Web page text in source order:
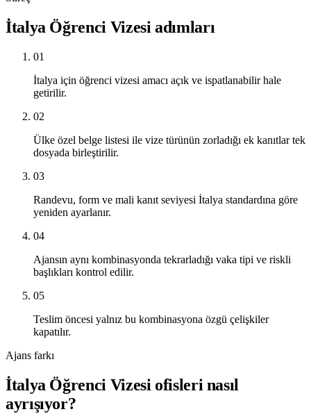
İtalya Öğrenci Vizesi adımları
01
İtalya için öğrenci vizesi amacı açık ve ispatlanabilir hale
getirilir.
02
Ülke özel belge listesi ile vize türünün zorladığı ek kanıtlar tek
dosyada birleştirilir.
03
Randevu, form ve mali kanıt seviyesi İtalya standardına göre
yeniden ayarlanır.
04
Ajansın aynı kombinasyonda tekrarladığı vaka tipi ve riskli
başlıkları kontrol edilir.
05
Teslim öncesi yalnız bu kombinasyona özgü çelişkiler
kapatılır.
Ajans farkı
İtalya Öğrenci Vizesi ofisleri nasıl
ayrışıyor?